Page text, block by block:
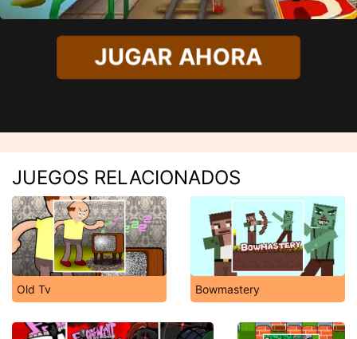
JUGAR AHORA
JUEGOS RELACIONADOS
Old Tv Bowmastery